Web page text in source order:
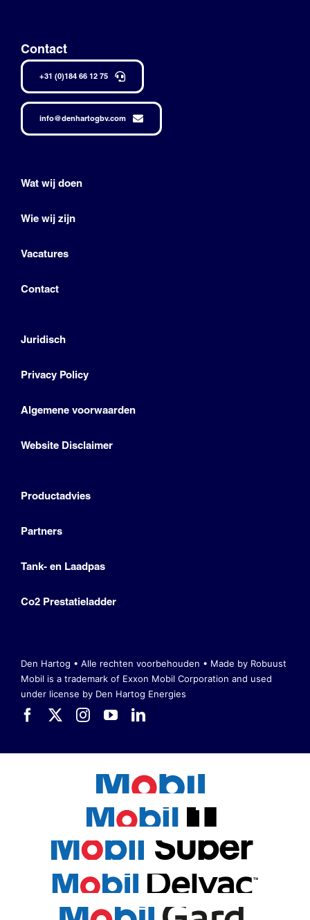
Contact
+31 (0)184 66 12 75
info@denhartogbv.com
Wat wij doen
Wie wij zijn
Vacatures
Contact
Juridisch
Privacy Policy
Algemene voorwaarden
Website Disclaimer
Productadvies
Partners
Tank- en Laadpas
Co2 Prestatieladder
Den Hartog • Alle rechten voorbehouden • Made by Robuust
Mobil is a trademark of Exxon Mobil Corporation and used
under license by Den Hartog Energies